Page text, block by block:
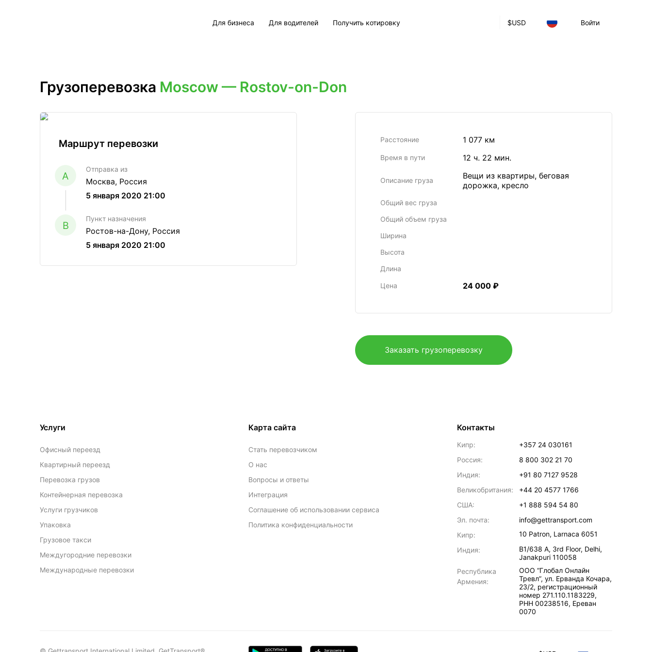
$USD Войти
Для бизнеса Для водителей Получить котировку
Грузоперевозка Moscow — Rostov-on-Don
Маршрут перевозки
A
Отправка из
Москва, Россия
5 января 2020 21:00
B
Пункт назначения
Ростов-на-Дону, Россия
5 января 2020 21:00
Расстояние 1 077 км
Время в пути 12 ч. 22 мин.
Описание груза
Вещи из квартиры, беговая
дорожка, кресло
Общий вес груза
Общий объем груза
Ширина
Высота
Длина
Цена 24 000 ₽
Заказать грузоперевозку
Услуги
Офисный переезд
Квартирный переезд
Перевозка грузов
Контейнерная перевозка
Услуги грузчиков
Упаковка
Грузовое такси
Междугородние перевозки
Международные перевозки
Карта сайта
Стать перевозчиком
О нас
Вопросы и ответы
Интеграция
Соглашение об использовании сервиса
Политика конфиденциальности
Контакты
Кипр:
+357 24 030161
Россия:
8 800 302 21 70
Индия:
+91 80 7127 9528
Великобритания:
+44 20 4577 1766
США:
+1 888 594 54 80
Эл. почта:
info@gettransport.com
Кипр:
10 Patron, Larnaca 6051
Индия:
B1/638 A, 3rd Floor, Delhi,
Janakpuri 110058
Республика
Армения:
ООО “Глобал Онлайн
Тревл”, ул. Ерванда Кочара,
23/2, регистрационный
номер 271.110.1183229,
РНН 00238516, Ереван
0070